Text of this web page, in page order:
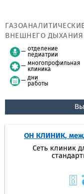
ВНЕШНЕГО
отделение
педиатрии
многопрофильная
клиника
дни
работы
ОН КЛИНИК,
Сеть клиник